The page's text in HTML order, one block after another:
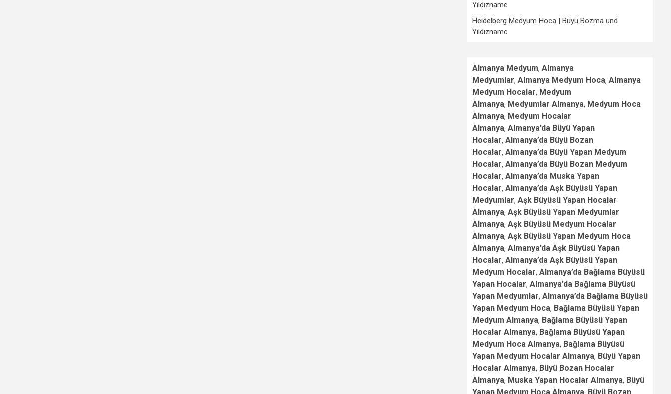
Yıldızname
Heidelberg Medyum Hoca | Büyü Bozma und
Yıldızname
Almanya Medyum, Almanya
Medyumlar, Almanya Medyum Hoca, Almanya
Medyum Hocalar, Medyum
Almanya, Medyumlar Almanya, Medyum Hoca
Almanya, Medyum Hocalar
Almanya, Almanya’da Büyü Yapan
Hocalar, Almanya’da Büyü Bozan
Hocalar, Almanya’da Büyü Yapan Medyum
Hocalar, Almanya’da Büyü Bozan Medyum
Hocalar, Almanya’da Muska Yapan
Hocalar, Almanya’da Aşk Büyüsü Yapan
Medyumlar, Aşk Büyüsü Yapan Hocalar
Almanya, Aşk Büyüsü Yapan Medyumlar
Almanya, Aşk Büyüsü Medyum Hocalar
Almanya, Aşk Büyüsü Yapan Medyum Hoca
Almanya, Almanya’da Aşk Büyüsü Yapan
Hocalar, Almanya’da Aşk Büyüsü Yapan
Medyum Hocalar, Almanya’da Bağlama Büyüsü
Yapan Hocalar, Almanya’da Bağlama Büyüsü
Yapan Medyumlar, Almanya’da Bağlama Büyüsü
Yapan Medyum Hoca, Bağlama Büyüsü Yapan
Medyum Almanya, Bağlama Büyüsü Yapan
Hocalar Almanya, Bağlama Büyüsü Yapan
Medyum Hoca Almanya, Bağlama Büyüsü
Yapan Medyum Hocalar Almanya, Büyü Yapan
Hocalar Almanya, Büyü Bozan Hocalar
Almanya, Muska Yapan Hocalar Almanya, Büyü
Yapan Medyum Hoca Almanya, Büyü Bozan